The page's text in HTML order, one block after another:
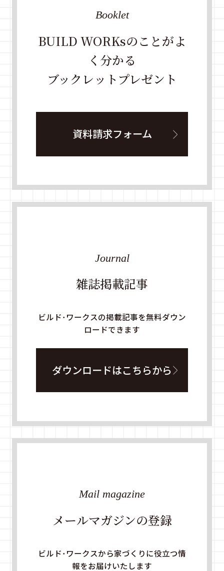
BUILD WORKsのことがよ
く分かる
ブックレットプレゼント
Booklet
資料請求フォーム
雑誌掲載記事
Journal
ビルド・ワークスの掲載記事を無料ダウン
ロードできます
ダウンロードはこちらから
メールマガジンの登録
Mail magazine
ビルド・ワークスから家づくりに役立つ情
報をお届けいたします